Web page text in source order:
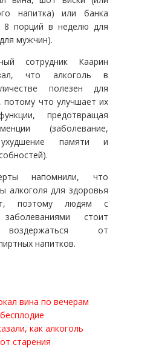
напитка) или банка
8 порций в неделю для
мужчин).
сотрудник Каарин
что алкоголь в
полезен для
что улучшает их
предотвращая
(заболевание,
памяти и
напомнили, что
алкоголя для здоровья
поэтому людям с
стоит
от
напитков.
вина по вечерам
как алкоголь
старения